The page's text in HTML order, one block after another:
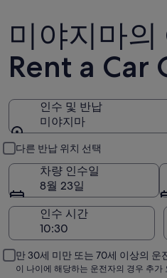
미야지마
Rent a Car
인수 및 반납
미야지마
인수 및 반납
다른 반납 위치 선택
차량 인수일
8월 23일
인수 시간
만 30세 미만 또는 70세 이상의 운
이 나이에 해당하는 운전자의 경우 추가